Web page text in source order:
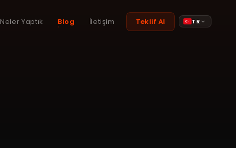
Neler Yaptık Blog İletişim Teklif Al TR